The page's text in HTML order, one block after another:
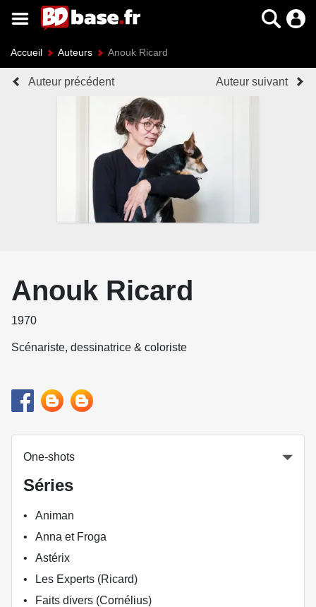
Accueil Auteurs Anouk Ricard
Auteur précédent Auteur suivant
Anouk Ricard
1970
Scénariste, dessinatrice & coloriste
One-shots
Séries
Animan
Anna et Froga
Astérix
Les Experts (Ricard)
Faits divers (Cornélius)